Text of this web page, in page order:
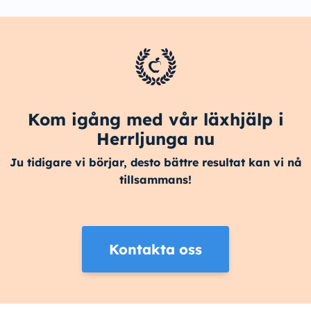
Kom igång med vår läxhjälp i
Herrljunga nu
Ju tidigare vi börjar, desto bättre resultat kan vi nå
tillsammans!
Kontakta oss